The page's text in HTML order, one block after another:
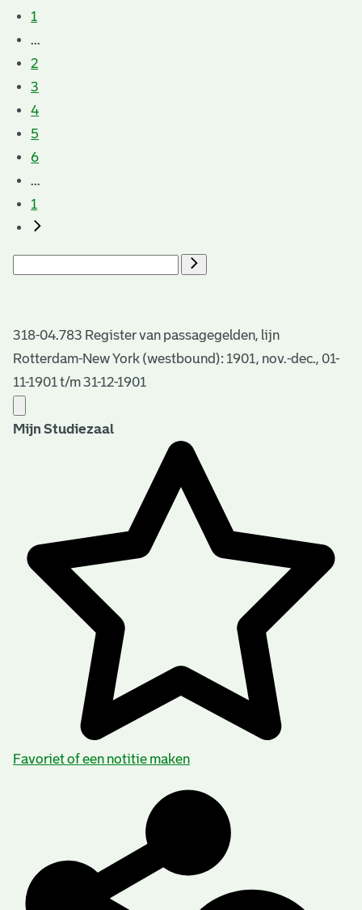
1
...
2
3
4
5
6
...
1
318-04.783 Register van passagegelden, lijn
Rotterdam-New York (westbound): 1901, nov.-dec., 01-
11-1901 t/m 31-12-1901
Mijn Studiezaal
Favoriet of een notitie maken